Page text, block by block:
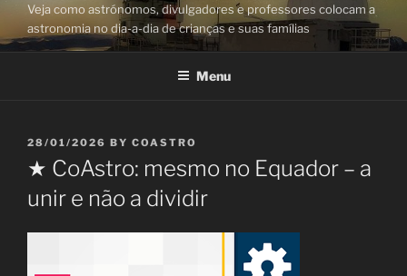
Veja como astrónomos, divulgadores e professores colocam a
astronomia no dia-a-dia de crianças e suas famílias
Menu
POSTED
ON
28/01/2026 BY COASTRO
★ CoAstro: mesmo no Equador – a
unir e não a dividir